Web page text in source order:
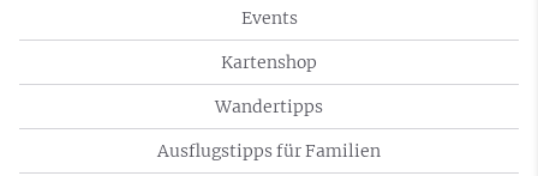
Events
Kartenshop
Wandertipps
Ausflugstipps für Familien